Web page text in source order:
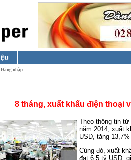
Đăng nhập
8 tháng, xuất khẩu điện thoại
Theo thông tin
năm 2014, xuất
USD, tăng
Cùng đó, xuất
đạt 6,5 tỷ USD,